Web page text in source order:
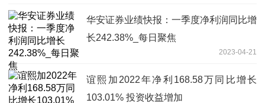
华安证券业绩快报：一季度净利润同比增
长242.38%_每日聚焦
2023-04-21
谊熙加2022年净利168.58万同比增长
103.01% 投资收益增加